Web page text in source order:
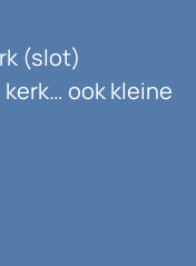
(slot)
kerk… ook kleine